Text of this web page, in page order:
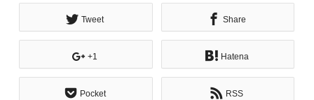
Tweet Share
+1 Hatena
Pocket RSS